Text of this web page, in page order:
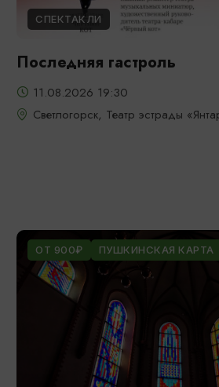
СПЕКТАКЛИ
Последняя гастроль
11.08.2026 19:30
Светлогорск, Театр эстрады
ОТ 900₽ ПУШКИНСКАЯ КАРТА